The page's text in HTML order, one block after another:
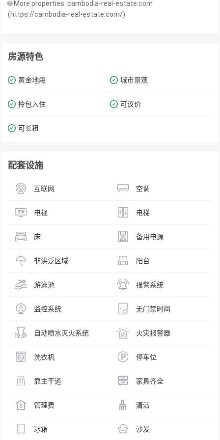
🌐 More properties: cambodia-real-estate.com
(https://cambodia-real-estate.com/)
房源特色
黄金地段 城市景观
拎包入住 可议价
可长租
配套设施
互联网 空调
电视 电梯
床 备用电源
非洪泛区域 阳台
游泳池 报警系统
监控系统 无门禁时间
自动喷水灭火系统 火灾报警器
洗衣机 停车位
靠主干道 家具齐全
管理费 清洁
冰箱 沙发